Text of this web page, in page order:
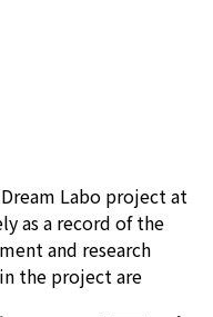
Labo project at
as a record of the
and research
the project are